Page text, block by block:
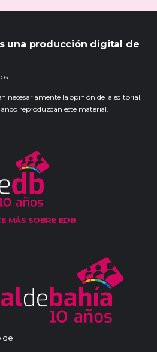
una producción digital de
necesariamente la opinión de la editorial.
reproduzcan este material.
MÁS SOBRE EDB
de: